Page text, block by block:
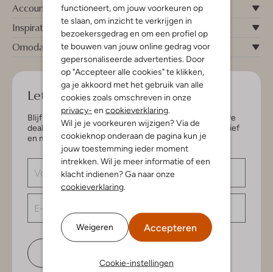
functioneert, om jouw voorkeuren op
te slaan, om inzicht te verkrijgen in
bezoekersgedrag en om een profiel op
te bouwen van jouw online gedrag voor
gepersonaliseerde advertenties. Door
op "Accepteer alle cookies" te klikken,
ga je akkoord met het gebruik van alle
cookies zoals omschreven in onze
privacy- en cookieverklaring
Wil je je voorkeuren wijzigen? Via de
cookieknop onderaan de pagina kun je
jouw toestemming ieder moment
intrekken. Wil je meer informatie of een
klacht indienen? Ga naar onze
cookieverklaring
Weigeren Accepteren
Cookie-instellingen
Account
Inspiratie
Omoda
Let's keep in touch!
Blijf op de hoogte van de nieuwste items en exclusieve
deals, speciaal voor jou. Schrijf je in voor de nieuwsbrief
en maak kans op € 150,- shoptegoed.